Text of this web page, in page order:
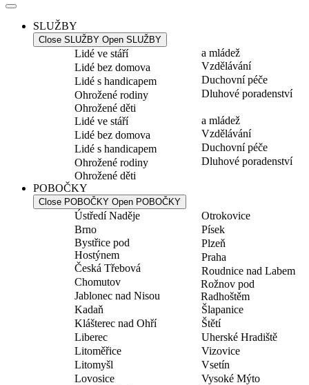
SLUŽBY
Close SLUŽBY Open SLUŽBY
Lidé ve stáří
Lidé bez domova
Lidé s handicapem
Ohrožené rodiny
Ohrožené děti
a mládež
Vzdělávání
Duchovní péče
Dluhové poradenství
Lidé ve stáří
Lidé bez domova
Lidé s handicapem
Ohrožené rodiny
Ohrožené děti
a mládež
Vzdělávání
Duchovní péče
Dluhové poradenství
POBOČKY
Close POBOČKY Open POBOČKY
Ústředí Naděje
Brno
Bystřice pod
Hostýnem
Česká Třebová
Chomutov
Jablonec nad Nisou
Kadaň
Klášterec nad Ohří
Liberec
Litoměřice
Litomyšl
Lovosice
Otrokovice
Písek
Plzeň
Praha
Roudnice nad Labem
Rožnov pod
Radhoštěm
Šlapanice
Štětí
Uherské Hradiště
Vizovice
Vsetín
Vysoké Mýto